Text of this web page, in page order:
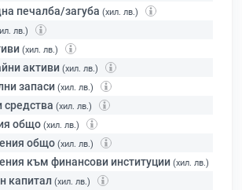
печалба/загуба (хил. лв.)
лв.)
(хил. лв.)
активи (хил. лв.)
запаси (хил. лв.)
средства (хил. лв.)
общо (хил. лв.)
общо (хил. лв.)
към финансови институции (хил. лв.)
капитал (хил. лв.)